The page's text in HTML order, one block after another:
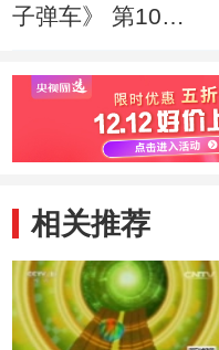
子弹车》 第10集
相关推荐